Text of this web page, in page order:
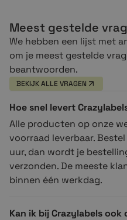
Meest gestelde
We hebben een lijst met
om je meest gestelde
beantwoorden.
BEKIJK ALLE VRAGEN
Hoe snel levert
Alle producten op onze
voorraad leverbaar.
uur, dan wordt je
verzonden. De meeste
binnen één werkdag.
Kan ik bij Crazylabels